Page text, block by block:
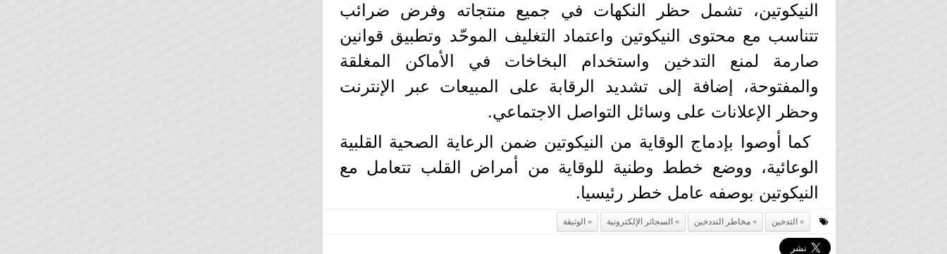
النيكوتين، تشمل حظر النكهات في جميع منتجاته وفرض ضرائب
تتناسب مع محتوى النيكوتين واعتماد التغليف الموحّد وتطبيق قوانين
صارمة لمنع التدخين واستخدام البخاخات في الأماكن المغلقة
والمفتوحة، إضافة إلى تشديد الرقابة على المبيعات عبر الإنترنت
وحظر الإعلانات على وسائل التواصل الاجتماعي.
كما أوصوا بإدماج الوقاية من النيكوتين ضمن الرعاية الصحية القلبية
الوعائية، ووضع خطط وطنية للوقاية من أمراض القلب تتعامل مع
النيكوتين بوصفه عامل خطر رئيسيا.
التدخين مخاطر التددخين السجائر الإلكترونية الوثيقة